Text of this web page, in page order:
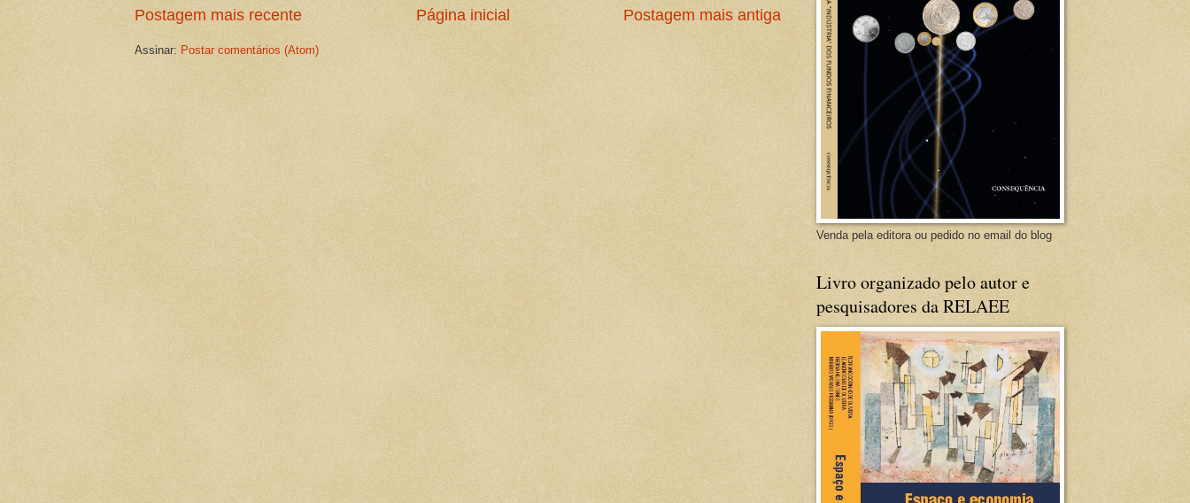
Postagem mais recente Postagem mais antiga
Página inicial
Assinar: Postar comentários (Atom)
Venda pela editora ou pedido no email do blog
Livro organizado pelo autor e
pesquisadores da RELAEE